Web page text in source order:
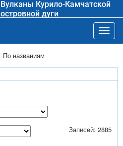
Вулканы Курило-Камчатской
островной дуги
По названиям
Записей: 2885